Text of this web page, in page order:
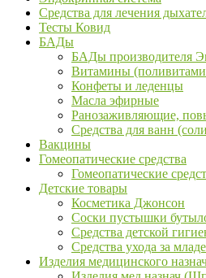
Средства для лечения
Тесты Ковид
БАДы
БАДы производителя
Витамины
Конфеты и леденцы
Масла эфирные
Ранозаживляющие,
Средства для ванн
Вакцины
Гомеопатические средства
Гомеопатические
Детские товары
Косметика Джонсон
Соски пустышки
Средства детской
Средства ухода за
Изделия медицинского